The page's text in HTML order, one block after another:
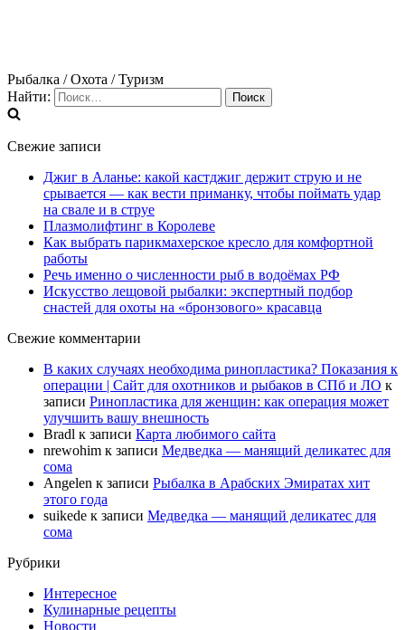
Рыбалка / Охота / Туризм
Найти:
Свежие записи
Джиг в Аланье: какой кастджиг держит струю и не
срывается — как вести приманку, чтобы поймать удар
на свале и в струе
Плазмолифтинг в Королеве
Как выбрать парикмахерское кресло для комфортной
работы
Речь именно о численности рыб в водоёмах РФ
Искусство лещовой рыбалки: экспертный подбор
снастей для охоты на «бронзового» красавца
Свежие комментарии
В каких случаях необходима ринопластика? Показания к
операции | Сайт для охотников и рыбаков в СПб и ЛО к
записи Ринопластика для женщин: как операция может
улучшить вашу внешность
Bradl к записи Карта любимого сайта
nrewohim к записи Медведка — манящий деликатес для
сома
Angelen к записи Рыбалка в Арабских Эмиратах хит
этого года
suikede к записи Медведка — манящий деликатес для
сома
Рубрики
Интересное
Кулинарные рецепты
Новости